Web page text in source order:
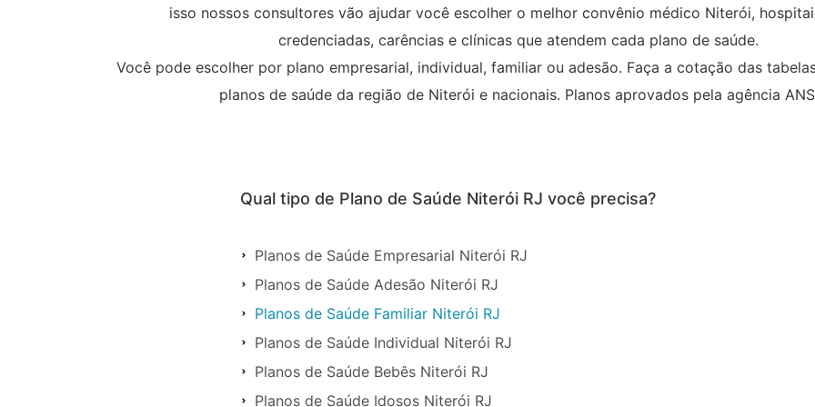
isso nossos consultores vão ajudar você escolher o melhor convênio médico Niterói,
credenciadas, carências e clínicas que atendem cada plano de saúde.
Você pode escolher por plano empresarial, individual, familiar ou adesão. Faça a cotação das
planos de saúde da região de Niterói e nacionais. Planos aprovados pela agência
Qual tipo de Plano de Saúde Niterói RJ você precisa?
Planos de Saúde Empresarial Niterói RJ
Planos de Saúde Adesão Niterói RJ
Planos de Saúde Familiar Niterói RJ
Planos de Saúde Individual Niterói RJ
Planos de Saúde Bebês Niterói RJ
Planos de Saúde Idosos Niterói RJ